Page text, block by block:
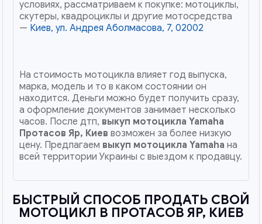
условиях, рассматриваем к покупке: мотоциклы,
скутеры, квадроциклы и другие мотосредства
— Киев, ул. Андрея Аболмасова, 7, 02002
На стоимость мотоцикла влияет год выпуска,
марка, модель и то в каком состоянии он
находится. Деньги можно будет получить сразу,
а оформление документов занимает несколько
часов. После дтп, выкуп мотоцикла Yamaha
Протасов Яр, Киев возможен за более низкую
цену. Предлагаем выкуп мотоцикла Yamaha на
всей территории Украины с выездом к продавцу.
БЫСТРЫЙ СПОСОБ ПРОДАТЬ СВОЙ
МОТОЦИКЛ В ПРОТАСОВ ЯР, КИЕВ